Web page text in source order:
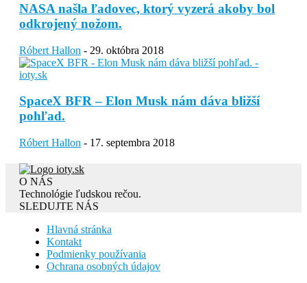
NASA našla ľadovec, ktorý vyzerá akoby bol
odkrojený nožom.
Róbert Hallon - 29. októbra 2018
SpaceX BFR – Elon Musk nám dáva bližší
pohľad.
Róbert Hallon - 17. septembra 2018
O NÁS
Technológie ľudskou rečou.
SLEDUJTE NÁS
Hlavná stránka
Kontakt
Podmienky používania
Ochrana osobných údajov